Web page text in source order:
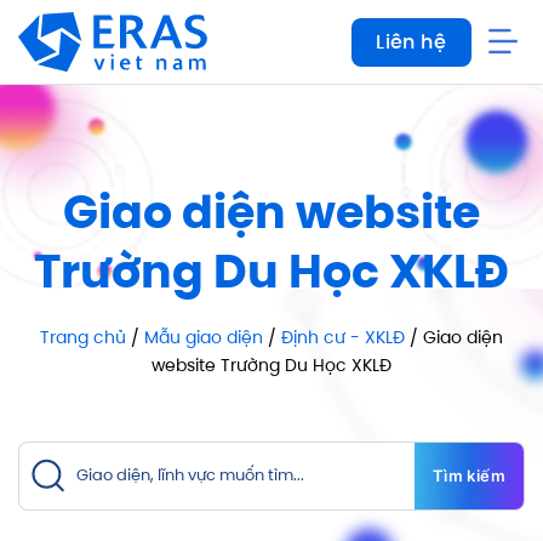
qua
dung
Liên hệ
Giao diện website
Trường Du Học XKLĐ
Trang chủ / Mẫu giao diện / Định cư - XKLĐ / Giao diện
website Trường Du Học XKLĐ
Tìm kiếm